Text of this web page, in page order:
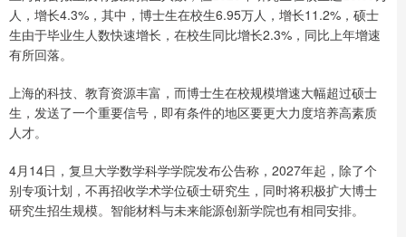
人，增长4.3%，其中，博士生在校生6.95万人，增长11.2%，硕士
生由于毕业生人数快速增长，在校生同比增长2.3%，同比上年增速
有所回落。
上海的科技、教育资源丰富，而博士生在校规模增速大幅超过硕士
生，发送了一个重要信号，即有条件的地区要更大力度培养高素质
人才。
4月14日，复旦大学数学科学学院发布公告称，2027年起，除了个
别专项计划，不再招收学术学位硕士研究生，同时将积极扩大博士
研究生招生规模。智能材料与未来能源创新学院也有相同安排。